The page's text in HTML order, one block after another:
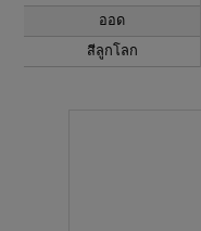
ออด
สีลูกโลก